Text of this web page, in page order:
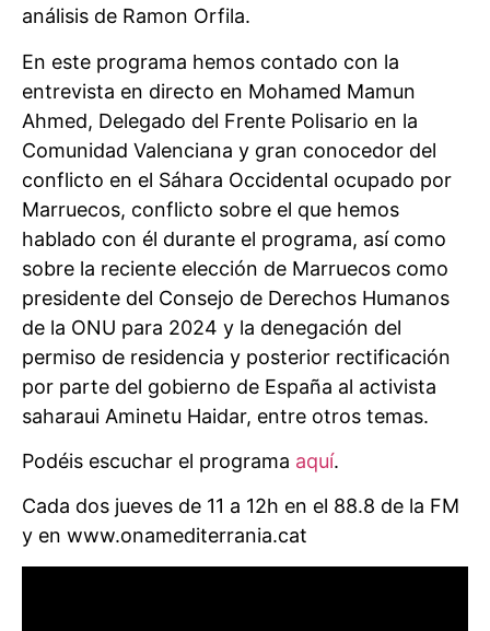
análisis de Ramon Orfila.
En este programa hemos contado con la
entrevista en directo en Mohamed Mamun
Ahmed, Delegado del Frente Polisario en la
Comunidad Valenciana y gran conocedor del
conflicto en el Sáhara Occidental ocupado por
Marruecos, conflicto sobre el que hemos
hablado con él durante el programa, así como
sobre la reciente elección de Marruecos como
presidente del Consejo de Derechos Humanos
de la ONU para 2024 y la denegación del
permiso de residencia y posterior rectificación
por parte del gobierno de España al activista
saharaui Aminetu Haidar, entre otros temas.
Podéis escuchar el programa aquí.
Cada dos jueves de 11 a 12h en el 88.8 de la FM
y en www.onamediterrania.cat